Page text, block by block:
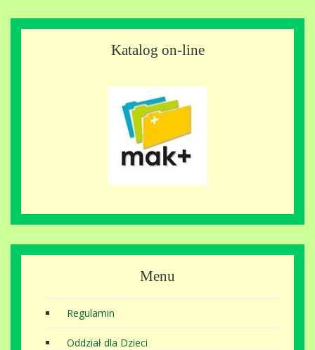
Katalog on-line
Menu
Regulamin
Oddział dla Dzieci